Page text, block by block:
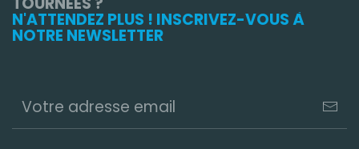
N'ATTENDEZ PLUS ! INSCRIVEZ-VOUS À
NOTRE NEWSLETTER